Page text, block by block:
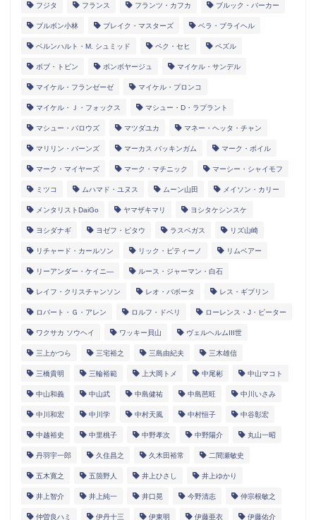
フジタ フランス フランツ・カフカ ブルック・バーカー
ブルボン小林 ブレイク・マスターズ ベラ・ブライヘル
ベルンハルト・M. シュミッド ペク・セヒ ペズル
ボブ・トビン ボンボヤージュ マイケル・サンデル
マイケル・フランゼーゼ マイケル・プロンコ
マイケル・Ｊ・フォックス マシュー・D・ラプラント
マシュー・バロウズ マツダユカ マネー・ヘッタ・チャン
マリリン・バーンズ マーカス バッキンガム マーク・ボイル
マーク・マイヤーズ マーク・マチニック マーシー・シャイモフ
ミツコ ムハマド・ユヌス ムーン山田 メイソン・カリー
メンタリストDaiGo ヤマザキマリ ヨシタケシンスケ
ヨシダナギ ヨゼフ・ピタウ ラスベガス リズ山崎
リチャード・カールソン リック・ピティーノ リムベアー
リーアンダー・ケイニ― ルース・ジャーマン・白石
レイフ・クリスチャンソン レオ・バボータ レス・ギブリン
ロバート・Ｇ・アレン ロルフ・ドベリ ローレンス・J・ピーター
ワクサカ ソウヘイ ワッキー貝山 ヴェルヘルムIII世
三上かつら 三宅裕之 三島由紀夫 三木雄信
三橋貴明 三輪裕範 上大岡トメ 中尾彬 中山マコト
中山和義 中山武 中島健祐 中島芭旺 中川いさみ
中川和宏 中川学 中村天風 中村恒子 中谷彰宏
中越裕史 中里桃子 中野孝次 中野陽介 丸山一昭
丹羽宇一郎 久住昌之 久木田裕常 二間瀬敏史
五木寛之 五箇野人 井上ひさし 井上ゆかり
井上智介 井上純一 井口晃 今野清志 仲宗根敏之
仲曽良ハミ 伊丹十三 伊東明 伊藤亜衣 伊藤佑介